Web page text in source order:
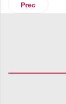
Articolo
Prec